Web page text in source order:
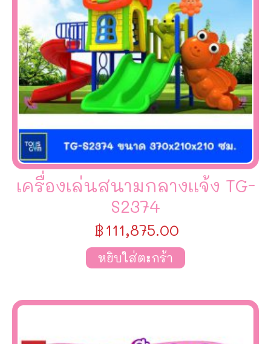
เครื่องเล่นสนามกลางเเจ้ง TG-
S2374
฿111,875.00
หยิบใส่ตะกร้า